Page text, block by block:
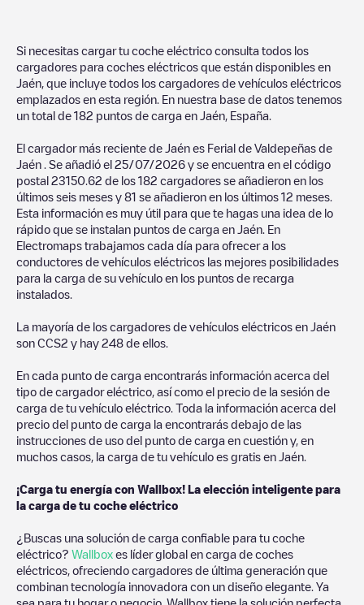
Si necesitas cargar tu coche eléctrico consulta todos los
cargadores para coches eléctricos que están disponibles en
Jaén , que incluye todos los cargadores de vehículos eléctricos
emplazados en esta región. En nuestra base de datos tenemos
un total de 182 puntos de carga en Jaén España
El cargador más reciente de Jaén es Ferial de Valdepeñas de
Jaén
. Se añadió el 25/07/2026 y se encuentra en el código
postal 23150 62 de los 182 cargadores se añadieron en los
últimos seis meses y 81 se añadieron en los últimos 12 meses.
Esta información es muy útil para que te hagas una idea de lo
rápido que se instalan puntos de carga en Jaén . En
Electromaps trabajamos cada día para ofrecer a los
conductores de vehículos eléctricos las mejores posibilidades
para la carga de su vehículo en los puntos de recarga
instalados.
La mayoría de los cargadores de vehículos eléctricos en Jaén
son CCS2 y hay 248 de ellos.
En cada punto de carga encontrarás información acerca del
tipo de cargador eléctrico, así como el precio de la sesión de
carga de tu vehículo eléctrico. Toda la información acerca del
precio del punto de carga la encontrarás debajo de las
instrucciones de uso del punto de carga en cuestión y, en
muchos casos, la carga de tu vehículo es gratis en Jaén
¡Carga tu energía con Wallbox! La elección inteligente para
la carga de tu coche eléctrico
¿Buscas una solución de carga confiable para tu coche
eléctrico? Wallbox es líder global en carga de coches
eléctricos, ofreciendo cargadores de última generación que
combinan tecnología innovadora con un diseño elegante. Ya
sea para tu hogar o negocio, Wallbox tiene la solución perfecta